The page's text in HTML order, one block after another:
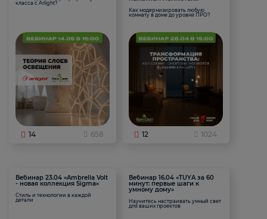
класса с Arlight?
14 658
Как модернизировать любую
комнату в доме до уровня ПРО?
12 1024
Вебинар 23.04 «Ambrella Volt
- новая коллекция Sigma»
Стиль и технологии в каждой
детали
Вебинар 16.04 «TUYA за 60
минут: первые шаги к
умному дому»
Научитесь настраивать умный свет
для ваших проектов